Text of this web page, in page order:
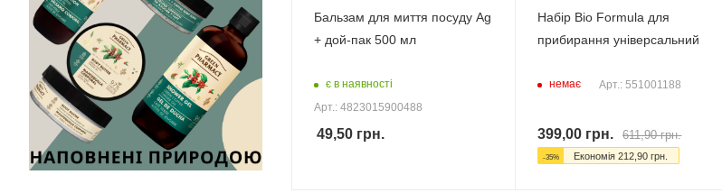
Бальзам для миття посуду Ag
+ дой-пак 500 мл
є в наявності
Арт.: 4823015900488
49,50 грн.
Набір Bio Formula для
прибирання універсальний
немає Арт.: 551001188
399,00 грн. 611,90грн.
-35% Економія212,90 грн.